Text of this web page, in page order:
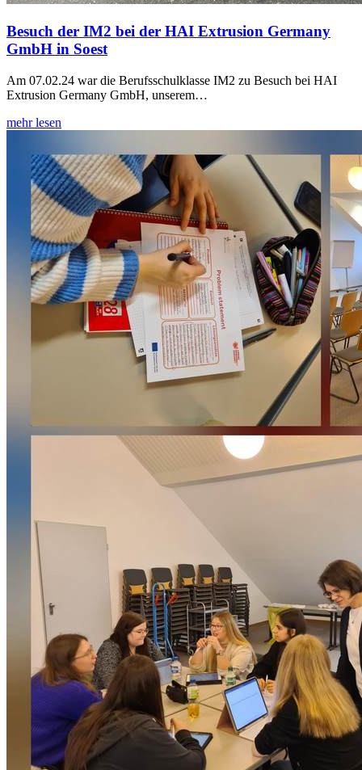
Besuch der IM2 bei der HAI Extrusion Germany
GmbH in Soest
Am 07.02.24 war die Berufsschulklasse IM2 zu Besuch bei HAI
Extrusion Germany GmbH, unserem…
mehr lesen